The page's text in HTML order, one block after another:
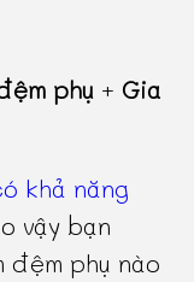
phụ + Gia
khả năng
vậy bạn
đệm phụ nào